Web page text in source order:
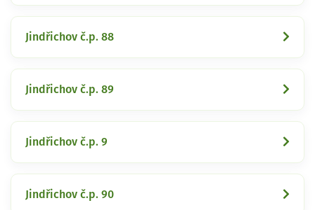
Jindřichov č.p. 88
Jindřichov č.p. 89
Jindřichov č.p. 9
Jindřichov č.p. 90